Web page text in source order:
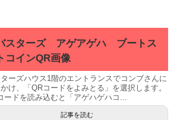
スターズ アゲアゲハ ブートス
トコインQR画像
ーズハウス1階のエントランスでコンブさんに
け、「QRコードをよみとる」を選択します。
ードを読み込むと「アゲハゲハコ...
記事を読む